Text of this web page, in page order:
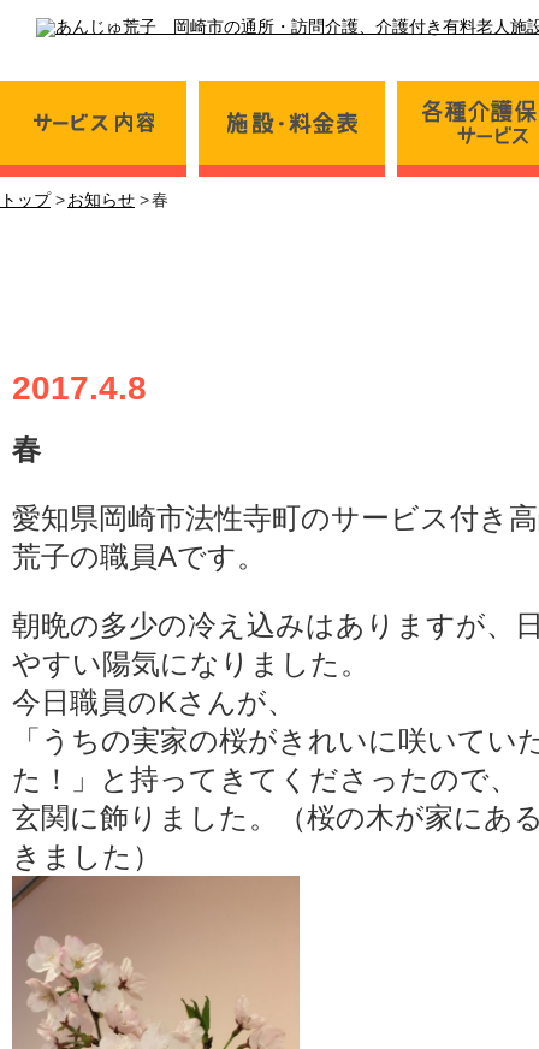
サービス内容 施設・料金表
トップ お知らせ 春
春
愛知県岡崎市法性寺町のサービス付き
荒子の職員Aです。
朝晩の多少の冷え込みはありますが、
やすい陽気になりました。
今日職員のKさんが、
「うちの実家の桜がきれいに咲いてい
た！」と持ってきてくださったので、
玄関に飾りました。（桜の木が家にあ
きました）